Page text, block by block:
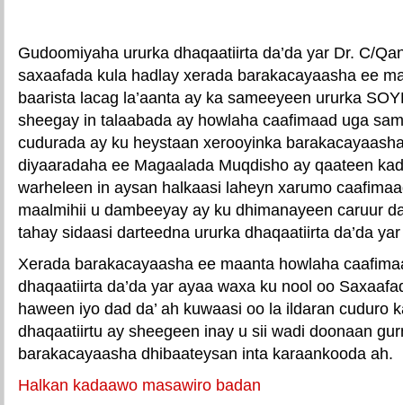
Gudoomiyaha ururka dhaqaatiirta da’da yar Dr. C/
saxaafada kula hadlay xerada barakacayaasha ee
baarista lacag la’aanta ay ka sameeyeen ururka
sheegay in talaabada ay howlaha caafimaad uga
cudurada ay ku heystaan xerooyinka
diyaaradaha ee Magaalada Muqdisho ay qaateen
warheleen in aysan halkaasi laheyn xarumo
maalmihii u dambeeyay ay ku dhimanayeen caruur
tahay sidaasi darteedna ururka dhaqaatiirta da’da
Xerada barakacayaasha ee maanta howlaha
dhaqaatiirta da’da yar ayaa waxa ku nool oo
haween iyo dad da’ ah kuwaasi oo la ildaran cuduro
dhaqaatiirtu ay sheegeen inay u sii wadi doonaan
barakacayaasha dhibaateysan inta karaankooda ah.
Halkan kadaawo masawiro badan